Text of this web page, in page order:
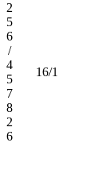
2
5
6
/
4
5
7
8
2
6
16/1